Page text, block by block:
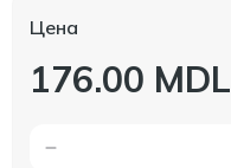
Цена
176.00 MDL